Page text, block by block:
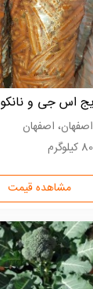
اس جی و نانکو
اصفهان، اصفهان
80 کیلوگرم
مشاهده قیمت